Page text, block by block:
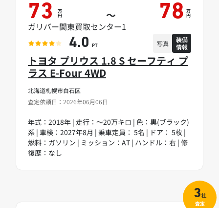
北海道札幌市白石区
査定依頼日：2026年06月06日
トヨタ プリウス 1.8 S セーフティ プ
ラス E-Four 4WD
年式：2018年 | 走行：～20万キロ | 色：黒(ブラック)
系 | 車検：2027年8月 | 乗車定員： 5名 | ドア： 5枚 |
燃料：ガソリン | ミッション：AT | ハンドル：右 | 修
復歴：なし
73 万
円 ～ 78 万
円
ガリバー関東買取センター1
4.0 PT 写真
装備
情報
3社
査定